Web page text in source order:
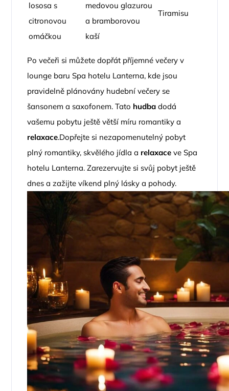
lososa s
citronovou
omáčkou
medovou glazurou
a bramborovou
kaší
Tiramisu
Po večeři si můžete dopřát příjemné večery v
lounge baru Spa hotelu Lanterna, kde jsou
pravidelně plánovány hudební večery se
šansonem a saxofonem. Tato hudba dodá
vašemu pobytu ještě větší míru romantiky a
relaxace.Dopřejte si nezapomenutelný pobyt
plný romantiky, skvělého jídla a relaxace ve Spa
hotelu Lanterna. Zarezervujte si svůj pobyt ještě
dnes a zažijte víkend plný lásky a pohody.